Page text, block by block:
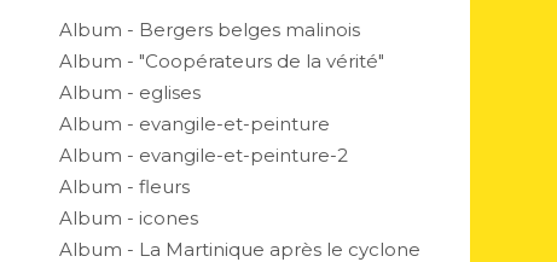
Album - Bergers belges malinois
Album - "Coopérateurs de la vérité"
Album - eglises
Album - evangile-et-peinture
Album - evangile-et-peinture-2
Album - fleurs
Album - icones
Album - La Martinique après le cyclone